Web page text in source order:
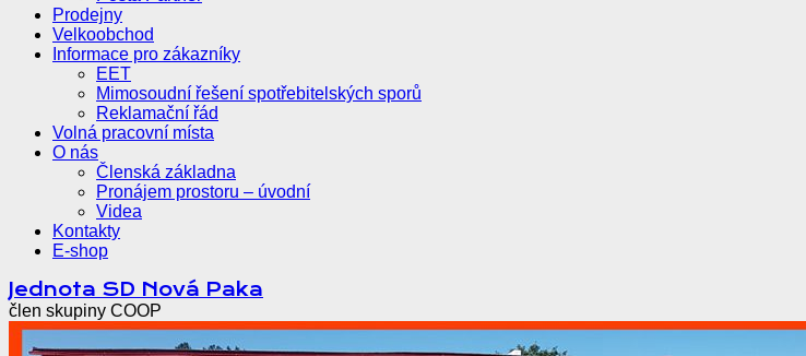
Prodejny
Velkoobchod
Informace pro zákazníky
EET
Mimosoudní řešení spotřebitelských sporů
Reklamační řád
Volná pracovní místa
O nás
Členská základna
Pronájem prostoru – úvodní
Videa
Kontakty
E-shop
Přejít
k
obsahu
webu
Jednota SD Nová Paka
člen skupiny COOP